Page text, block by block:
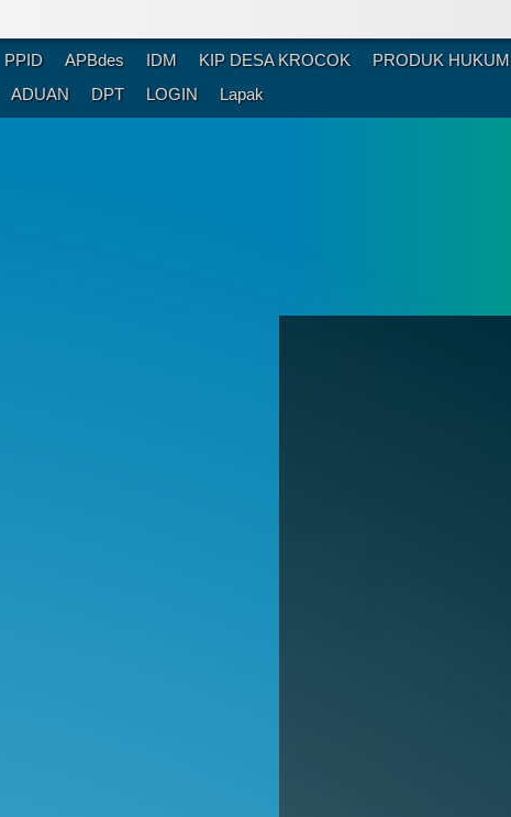
PPID APBdes IDM KIP DESA KROCOK
PRODUK HUKUM
ADUAN DPT LOGIN Lapak